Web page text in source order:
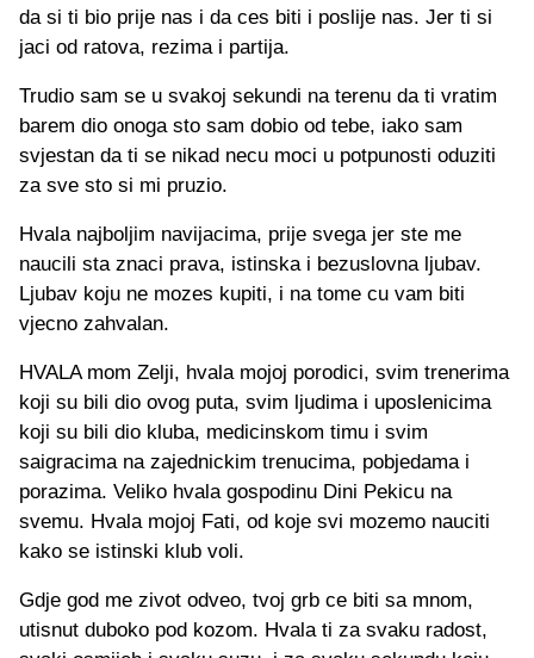
da si ti bio prije nas i da ces biti i poslije nas. Jer ti si
jaci od ratova, rezima i partija.
Trudio sam se u svakoj sekundi na terenu da ti vratim
barem dio onoga sto sam dobio od tebe, iako sam
svjestan da ti se nikad necu moci u potpunosti oduziti
za sve sto si mi pruzio.
Hvala najboljim navijacima, prije svega jer ste me
naucili sta znaci prava, istinska i bezuslovna ljubav.
Ljubav koju ne mozes kupiti, i na tome cu vam biti
vjecno zahvalan.
HVALA mom Zelji, hvala mojoj porodici, svim trenerima
koji su bili dio ovog puta, svim ljudima i uposlenicima
koji su bili dio kluba, medicinskom timu i svim
saigracima na zajednickim trenucima, pobjedama i
porazima. Veliko hvala gospodinu Dini Pekicu na
svemu. Hvala mojoj Fati, od koje svi mozemo nauciti
kako se istinski klub voli.
Gdje god me zivot odveo, tvoj grb ce biti sa mnom,
utisnut duboko pod kozom. Hvala ti za svaku radost,